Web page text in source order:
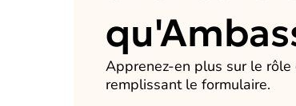
Apprenez-en plus sur le rôle
remplissant le formulaire.